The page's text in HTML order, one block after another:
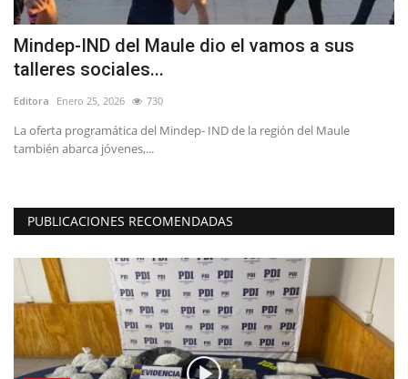
Mindep-IND del Maule dio el vamos a sus
talleres sociales...
Editora Enero 25, 2026 730
La oferta programática del Mindep- IND de la región del Maule
también abarca jóvenes,...
PUBLICACIONES RECOMENDADAS